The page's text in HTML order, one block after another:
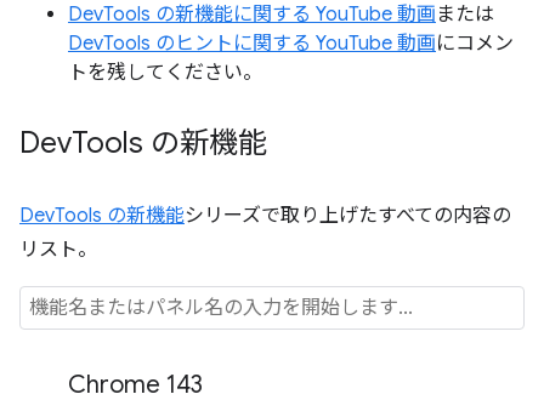
DevTools の新機能に関する YouTube 動画 または
DevTools のヒントに関する YouTube 動画にコメン
トを残してください。
DevTools の新機能
DevTools の新機能シリーズで取り上げたすべての内容の
リスト。
Chrome 143